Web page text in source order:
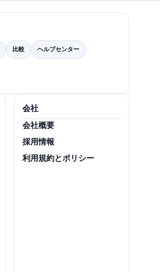
比較 ヘルプセンター
会社
会社概要
採用情報
利用規約とポリシー